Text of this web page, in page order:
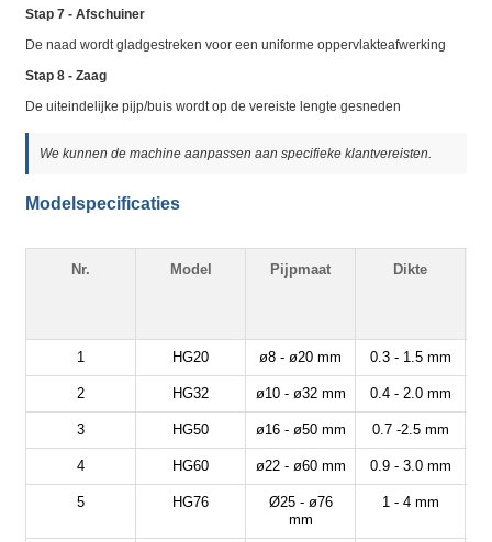
Stap 7 - Afschuiner
De naad wordt gladgestreken voor een uniforme oppervlakteafwerking
Stap 8 - Zaag
De uiteindelijke pijp/buis wordt op de vereiste lengte gesneden
We kunnen de machine aanpassen aan specifieke klantvereisten.
Modelspecificaties
Nr. Model Pijpmaat Dikte
1 HG20 ø8 - ø20 mm 0.3 - 1.5 mm
2 HG32 ø10 - ø32 mm 0.4 - 2.0 mm
3 HG50 ø16 - ø50 mm 0.7 -2.5 mm
4 HG60 ø22 - ø60 mm 0.9 - 3.0 mm
5 HG76
Ø25 - ø76
mm
1 - 4 mm